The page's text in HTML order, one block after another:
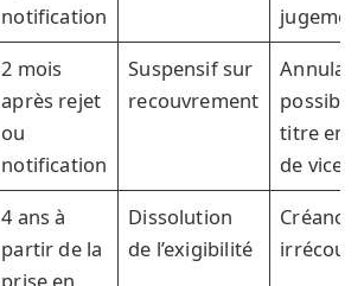
notification
2 mois
après rejet
ou
notification
Suspensif sur
recouvrement
possible
titre en
de vice
4 ans à
partir de la
prise en
Dissolution
de l’exigibilité
Créance